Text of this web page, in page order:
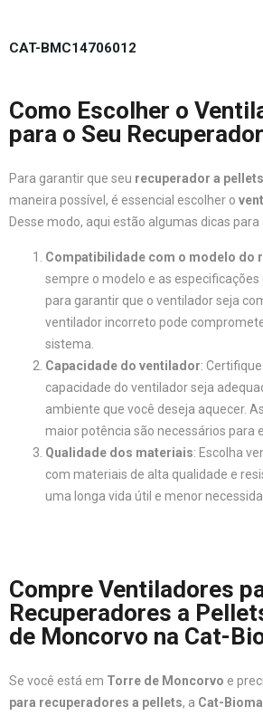
CAT-BMC14706012
Como Escolher o
para o Seu
Para garantir que seu recuperador a pellets
maneira possível, é essencial escolher o
Desse modo, aqui estão algumas dicas
Compatibilidade com o modelo do
sempre o modelo e as
para garantir que o ventilador seja
ventilador incorreto pode
sistema.
Capacidade do ventilador:
capacidade do ventilador seja
ambiente que você deseja aquecer.
maior potência são necessários para
Qualidade dos materiais: Escolha
com materiais de alta qualidade e
uma longa vida útil e menor
Compre Ventiladores
Recuperadores a
de Moncorvo na Cat-
Se você está em Torre de Moncorvo e
para recuperadores a pellets, a Cat-